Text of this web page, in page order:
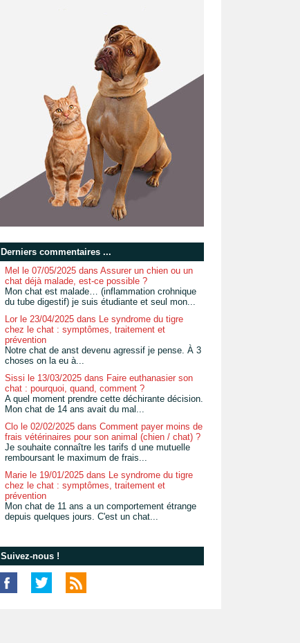
Derniers commentaires ...
Mel le 07/05/2025 dans Assurer un chien ou un
chat déjà malade, est-ce possible ?
Mon chat est malade… (inflammation crohnique
du tube digestif) je suis étudiante et seul mon...
Lor le 23/04/2025 dans Le syndrome du tigre
chez le chat : symptômes, traitement et
prévention
Notre chat de anst devenu agressif je pense. À 3
choses on la eu à...
Sissi le 13/03/2025 dans Faire euthanasier son
chat : pourquoi, quand, comment ?
A quel moment prendre cette déchirante décision.
Mon chat de 14 ans avait du mal...
Clo le 02/02/2025 dans Comment payer moins de
frais vétérinaires pour son animal (chien / chat) ?
Je souhaite connaître les tarifs d une mutuelle
remboursant le maximum de frais...
Marie le 19/01/2025 dans Le syndrome du tigre
chez le chat : symptômes, traitement et
prévention
Mon chat de 11 ans a un comportement étrange
depuis quelques jours. C'est un chat...
Suivez-nous !